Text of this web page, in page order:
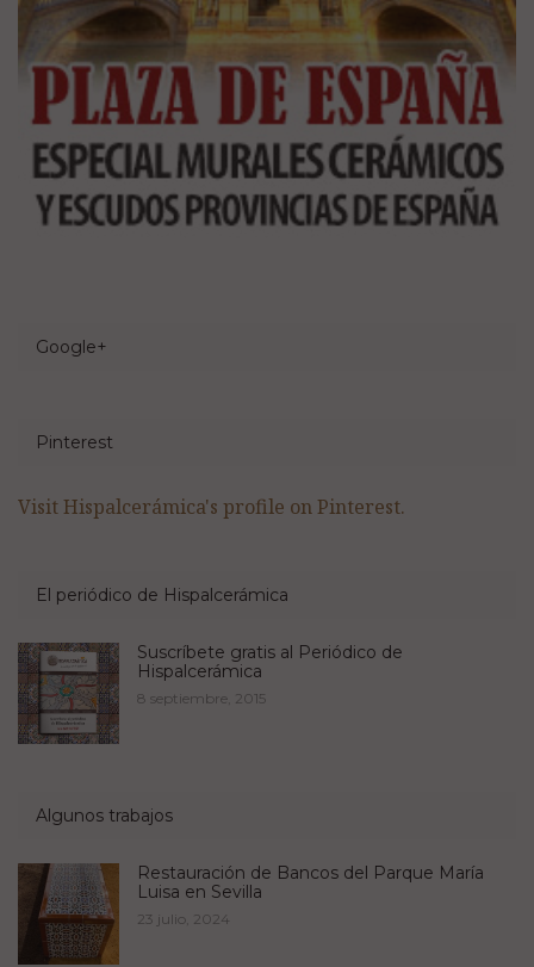
Google+
Pinterest
Visit Hispalcerámica's profile on Pinterest.
El periódico de Hispalcerámica
Suscríbete gratis al Periódico de
Hispalcerámica
8 septiembre, 2015
Algunos trabajos
Restauración de Bancos del Parque María
Luisa en Sevilla
23 julio, 2024